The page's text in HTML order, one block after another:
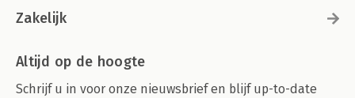
Zakelijk
Altijd op de hoogte
Schrijf u in voor onze nieuwsbrief en blijf up-to-date